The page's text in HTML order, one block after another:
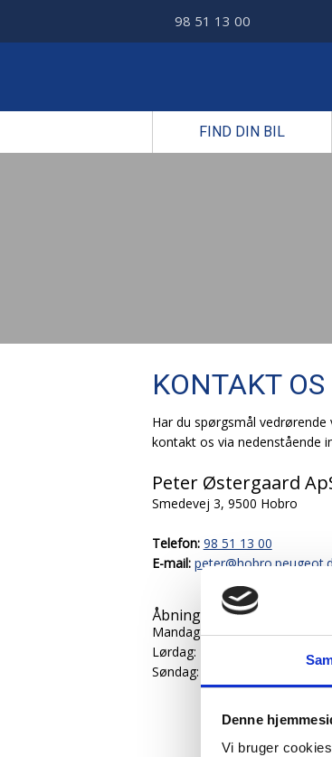
Denne
Vi bruger
98 51 13 00
FIND DIN BIL
KONTAKT OS
Har du spørgsmål
kontakt os via nedenstående
Peter Østergaard
Smedevej 3, 9500 Hobro
Telefon: 98 51 13 00
E-mail:
Åbningsti​der - salg
​​Mandag – fredag : 09.0​0 –
Lørdag: Efter Aftale.
Søndag: 11.00 – 16.00